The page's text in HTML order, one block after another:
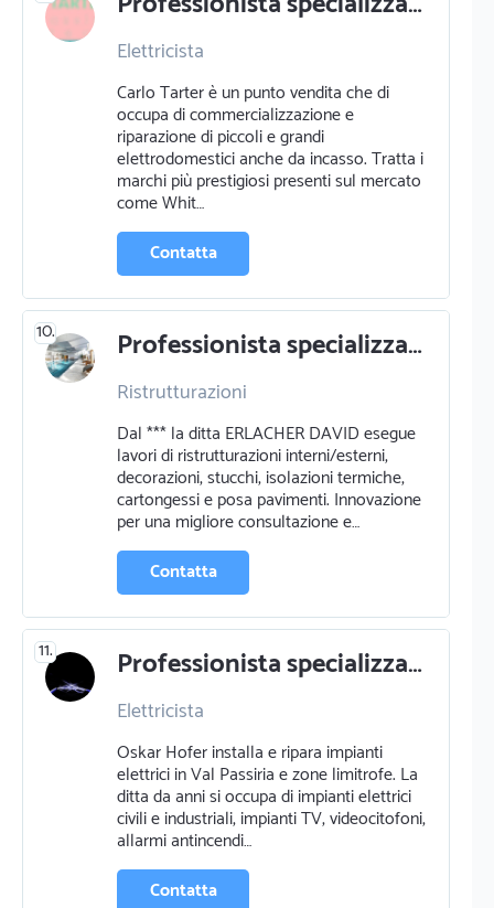
Elettricista
Carlo Tarter è un punto vendita che di
occupa di commercializzazione e
riparazione di piccoli e grandi
elettrodomestici anche da incasso. Tratta i
marchi più prestigiosi presenti sul mercato
come Whit…
Contatta
10. Professionista specializzato in ristrutturazioni a san martino in badia
Ristrutturazioni
Dal *** la ditta ERLACHER DAVID esegue
lavori di ristrutturazioni interni/esterni,
decorazioni, stucchi, isolazioni termiche,
cartongessi e posa pavimenti. Innovazione
per una migliore consultazione e…
Contatta
11. Professionista specializzato in elettricista a san leonardo in passiria
Elettricista
Oskar Hofer installa e ripara impianti
elettrici in Val Passiria e zone limitrofe. La
ditta da anni si occupa di impianti elettrici
civili e industriali, impianti TV, videocitofoni,
allarmi antincendi…
Contatta